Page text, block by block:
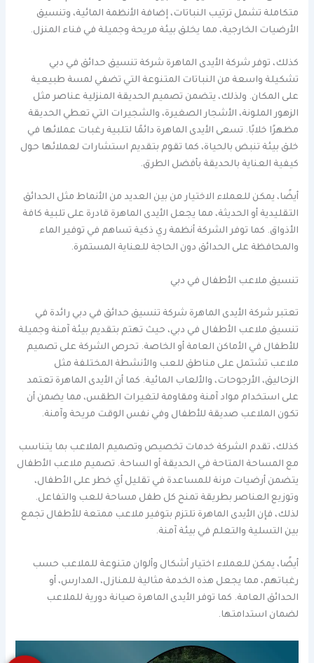
متكاملة تشمل ترتيب النباتات، إضافة الأنظمة المائية، وتنسيق
الأرضيات الخارجية، مما يخلق بيئة مريحة وجميلة في فناء المنزل.
كذلك، توفر شركة الأيدى الماهرة شركة تنسيق حدائق في دبي
تشكيلة واسعة من النباتات المتنوعة التي تضفي لمسة طبيعية
على المكان. ولذلك، يتضمن تصميم الحديقة المنزلية عناصر مثل
الزهور الملونة، الأشجار الصغيرة، والشجيرات التي تعطي الحديقة
مظهرًا خلابًا. تسعى الأيدى الماهرة دائمًا لتلبية رغبات عملائها في
خلق بيئة تنبض بالحياة، كما تقوم بتقديم استشارات لعملائها حول
كيفية العناية بالحديقة بأفضل الطرق.
أيضًا، يمكن للعملاء الاختيار من بين العديد من الأنماط مثل الحدائق
التقليدية أو الحديثة، مما يجعل الأيدى الماهرة قادرة على تلبية كافة
الأذواق. كما توفر الشركة أنظمة ري ذكية تساهم في توفير الماء
والمحافظة على الحدائق دون الحاجة للعناية المستمرة.
تنسيق ملاعب الأطفال في دبي
تعتبر شركة الأيدى الماهرة شركة تنسيق حدائق في دبي رائدة في
تنسيق ملاعب الأطفال في دبي، حيث تهتم بتقديم بيئة آمنة وجميلة
للأطفال في الأماكن العامة أو الخاصة. تحرص الشركة على تصميم
ملاعب تشتمل على مناطق للعب والأنشطة المختلفة مثل
الزحاليق، الأرجوحات، والألعاب المائية. كما أن الأيدى الماهرة تعتمد
على استخدام مواد آمنة ومقاومة لتغيرات الطقس، مما يضمن أن
تكون الملاعب صديقة للأطفال وفي نفس الوقت مريحة وآمنة.
كذلك، تقدم الشركة خدمات تخصيص وتصميم الملاعب بما يتناسب
مع المساحة المتاحة في الحديقة أو الساحة. تصميم ملاعب الأطفال
يتضمن أرضيات مرنة للمساعدة في تقليل أي خطر على الأطفال،
وتوزيع العناصر بطريقة تمنح كل طفل مساحة للعب والتفاعل.
لذلك، فإن الأيدى الماهرة تلتزم بتوفير ملاعب ممتعة للأطفال تجمع
بين التسلية والتعلم في بيئة آمنة.
أيضًا، يمكن للعملاء اختيار أشكال وألوان متنوعة للملاعب حسب
رغباتهم، مما يجعل هذه الخدمة مثالية للمنازل، المدارس، أو
الحدائق العامة. كما توفر الأيدى الماهرة صيانة دورية للملاعب
لضمان استدامتها.